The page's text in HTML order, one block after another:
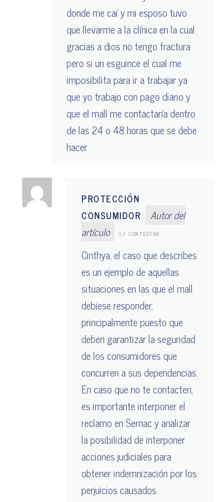
donde me caí y mi esposo tuvo
que llevarme a la clínica en la cual
gracias a dios no tengo fractura
pero si un esguince el cual me
imposibilita para ir a trabajar ya
que yo trabajo con pago diario y
que el mall me contactaría dentro
de las 24 o 48 horas que se debe
hacer
PROTECCIÓN
CONSUMIDOR
Autor del
artículo
| CONTESTAR
Cinthya, el caso que describes
es un ejemplo de aquellas
situaciones en las que el mall
debiese responder,
principalmente puesto que
deben garantizar la seguridad
de los consumidores que
concurren a sus dependencias.
En caso que no te contacten,
es importante interponer el
reclamo en Sernac y analizar
la posibilidad de interponer
acciones judiciales para
obtener indemnización por los
perjuicios causados.